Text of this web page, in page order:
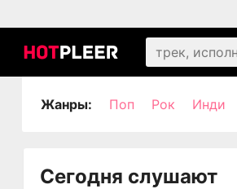
Жанры: Поп Рок Инди
Сегодня слушают